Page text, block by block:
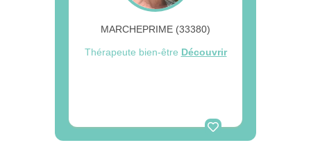
MARCHEPRIME (33380)
Thérapeute bien-être Découvrir